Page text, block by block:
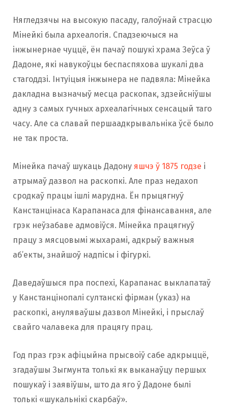
Нягледзячы на высокую пасаду, галоўнай страсцю
Мінейкі была археалогія. Спадзеючыся на
інжынернае чуццё, ён пачаў пошукі храма Зеўса ў
Дадоне, які навукоўцы беспаспяхова шукалі два
стагоддзі. Інтуіцыя інжынера не падвяла: Мінейка
дакладна вызначыў месца раскопак, здзейсніўшы
адну з самых гучных археалагічных сенсацый таго
часу. Але са славай першаадкрывальніка ўсё было
не так проста.
Мінейка пачаў шукаць Дадону яшчэ ў 1875 годзе і
атрымаў дазвол на раскопкі. Але праз недахоп
сродкаў працы ішлі марудна. Ён прыцягнуў
Канстанцінаса Карапанаса для фінансавання, але
грэк неўзабаве адмовіўся. Мінейка працягнуў
працу з мясцовымі жыхарамі, адкрыў важныя
аб’екты, знайшоў надпісы і фігуркі.
Даведаўшыся пра поспехі, Карапанас выклапатаў
у Канстанцінопалі султанскі фірман (указ) на
раскопкі, ануляваўшы дазвол Мінейкі, і прыслаў
свайго чалавека для працягу прац.
Год праз грэк афіцыйна прысвоіў сабе адкрыццё,
згадаўшы Зыгмунта толькі як выканаўцу першых
пошукаў і заявіўшы, што да яго ў Дадоне былі
толькі «шукальнікі скарбаў».